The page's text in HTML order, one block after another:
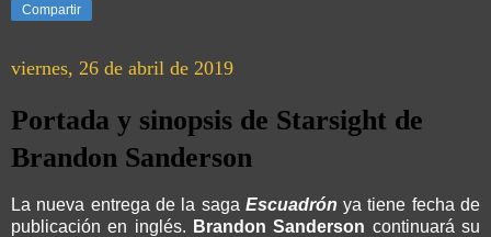
Compartir
viernes, 26 de abril de 2019
Portada y sinopsis de Starsight de
Brandon Sanderson
La nueva entrega de la saga Escuadrón ya tiene fecha de
publicación en inglés. Brandon Sanderson continuará su